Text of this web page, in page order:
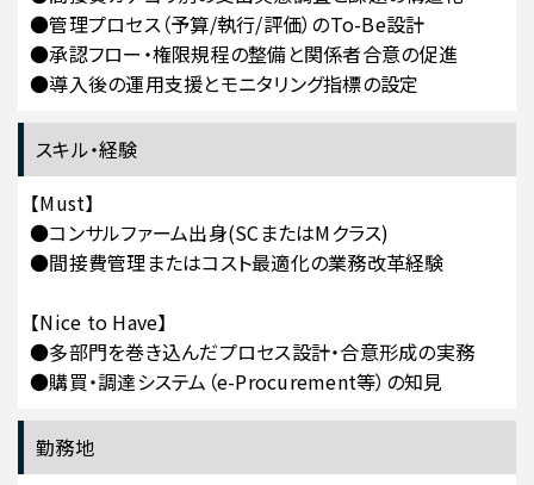
●管理プロセス（予算/執行/評価）のTo-Be設計
●承認フロー・権限規程の整備と関係者合意の促進
●導入後の運用支援とモニタリング指標の設定
スキル・経験
【Must】
●コンサルファーム出身(SCまたはMクラス)
●間接費管理またはコスト最適化の業務改革経験
【Nice to Have】
●多部門を巻き込んだプロセス設計・合意形成の実務
●購買・調達システム（e-Procurement等）の知見
勤務地